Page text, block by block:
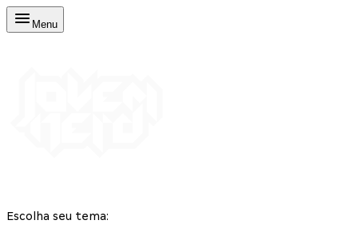
Menu
Escolha seu tema: